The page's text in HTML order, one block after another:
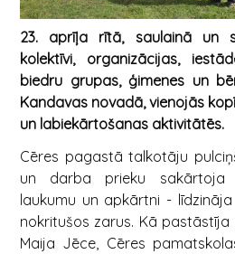
23. aprīļa rītā, saulainā un
kolektīvi, organizācijas,
biedru grupas, ģimenes un
Kandavas novadā, vienojās
un labiekārtošanas aktivitātēs.
Cēres pagastā talkotāju
un darba prieku sakārtoja
laukumu un apkārtni -
nokritušos zarus. Kā
Maija Jēce, Cēres